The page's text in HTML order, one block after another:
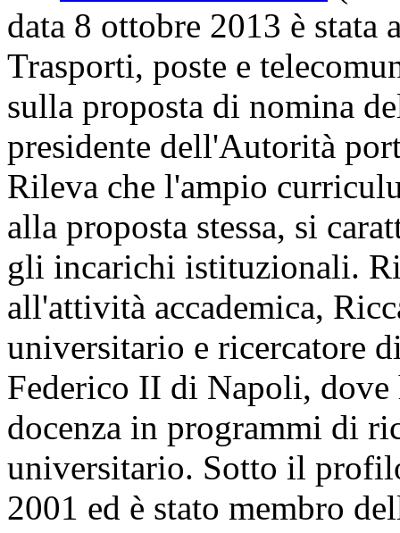
data 8 ottobre 2013 è stata
Trasporti, poste e
sulla proposta di nomina
presidente dell'Autorità
Rileva che l'ampio
alla proposta stessa, si
gli incarichi istituzionali.
all'attività accademica,
universitario e ricercatore
Federico II di Napoli,
docenza in programmi di
universitario. Sotto il
2001 ed è stato membro